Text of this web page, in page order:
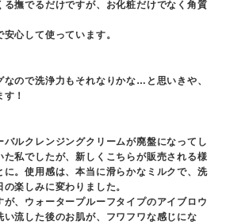
撫でるだけですが、お化粧だけでなく角質
心して使っています。
なので洗浄力もそれなりかな…と思いきや、
！
バルクレンジングクリームが廃盤になってし
た私でしたが、新しくこちらが販売される様
に。使用感は、本当に滑らかなミルクで、洗
楽しみに変わりました。
、ウォータープルーフタイプのアイブロウ
い流した後のお肌が、フワフワな感じにな